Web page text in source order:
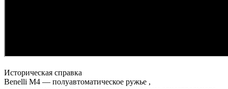
Историческая справка
Benelli M4 — полуавтоматическое ружье ,